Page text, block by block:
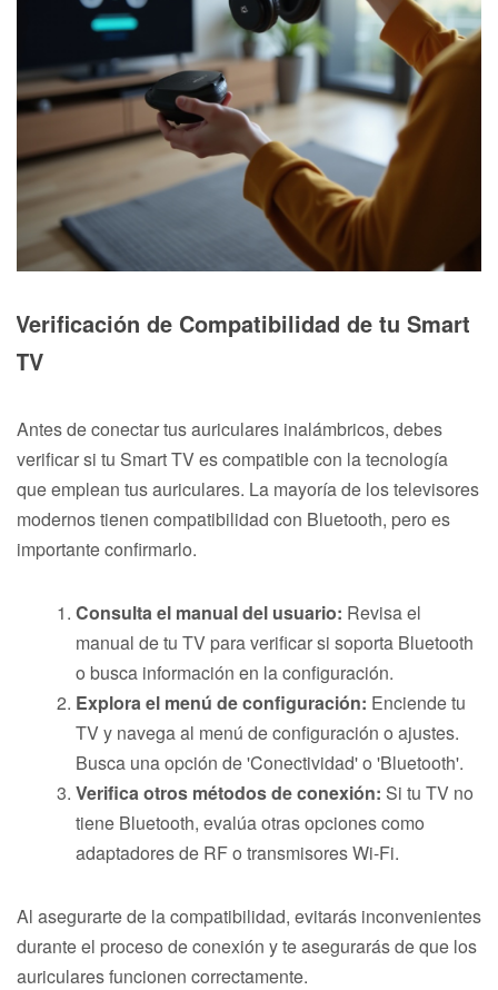
Verificación de Compatibilidad de tu Smart
TV
Antes de conectar tus auriculares inalámbricos, debes
verificar si tu Smart TV es compatible con la tecnología
que emplean tus auriculares. La mayoría de los televisores
modernos tienen compatibilidad con Bluetooth, pero es
importante confirmarlo.
Consulta el manual del usuario: Revisa el
manual de tu TV para verificar si soporta Bluetooth
o busca información en la configuración.
Explora el menú de configuración: Enciende tu
TV y navega al menú de configuración o ajustes.
Busca una opción de 'Conectividad' o 'Bluetooth'.
Verifica otros métodos de conexión: Si tu TV no
tiene Bluetooth, evalúa otras opciones como
adaptadores de RF o transmisores Wi-Fi.
Al asegurarte de la compatibilidad, evitarás inconvenientes
durante el proceso de conexión y te asegurarás de que los
auriculares funcionen correctamente.